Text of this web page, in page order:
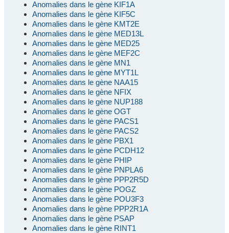
Anomalies dans le gène KIF1A
Anomalies dans le gène KIF5C
Anomalies dans le gène KMT2E
Anomalies dans le gène MED13L
Anomalies dans le gène MED25
Anomalies dans le gène MEF2C
Anomalies dans le gène MN1
Anomalies dans le gène MYT1L
Anomalies dans le gène NAA15
Anomalies dans le gène NFIX
Anomalies dans le gène NUP188
Anomalies dans le gène OGT
Anomalies dans le gène PACS1
Anomalies dans le gène PACS2
Anomalies dans le gène PBX1
Anomalies dans le gène PCDH12
Anomalies dans le gène PHIP
Anomalies dans le gène PNPLA6
Anomalies dans le gène PPP2R5D
Anomalies dans le gène POGZ
Anomalies dans le gène POU3F3
Anomalies dans le gène PPP2R1A
Anomalies dans le gène PSAP
Anomalies dans le gène RINT1